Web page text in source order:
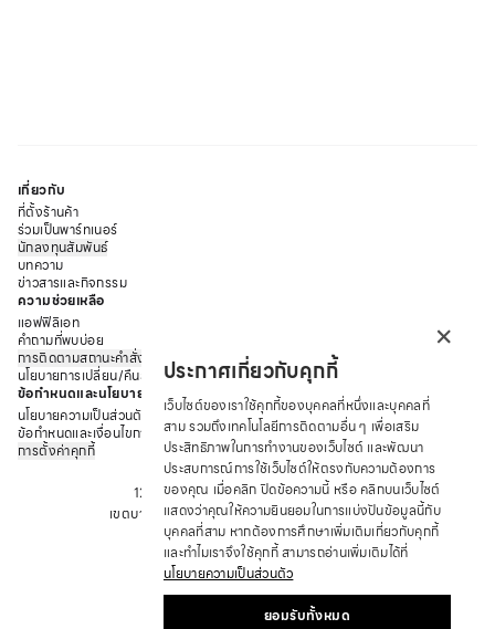
สบาย มีให้เลือกหลากหลายดีไซน์ ทั้งแบบเอวสูง เอวต่ำ และแบบ
ที่มาพร้อมสายรัด มีฟังก์ชั่นที่ตอบโจทย์ กางเกงสเตย์บางรุ่นมี
คุณสมบัติพิเศษ เช่น ช่วยยกกระชับก้น หรือช่วยลดเซลลูไลท์
ชุดกระชับสัดส่วน ช่วยปรับรูปร่างให้ดูดีขึ้นในพริบตา
ชุดกระชับสัดส่วน คือ ชุดที่ออกแบบมาเพื่อช่วยปรับรูปร่างให้ดูดีขึ้น
ส่วนใหญ่ทำมาจากวัสดุที่ยืดหยุ่นและกระชับเมื่อสวมใส่ ช่วยกระชับ
หน้าท้อง เอว สะโพก และต้นขา ทำให้รูปร่างดูเพรียว มีส่วนเว้าส่วน
โค้ง และทำให้มั่นใจมากขึ้น
วิธีการเลือกซื้อกางเกงเก็บพุงและชุดกระชับสัดส่วน
วิธีการเลือกซื้อกางเกงเก็บพุงและชุดกระชับสัดส่วน สามารถเลือก
ได้จากข้อสำคัญต่าง ๆ ดังนี้
•เลือกขนาดที่เหมาะสม :การเลือกขนาดที่เหมาะสมเป็นสิ่งสำคัญ
มาก ควรเลือกขนาดที่พอดีกับรูปร่าง ไม่ควรเลือกขนาดที่เล็กหรือ
ใหญ่เกินไป
เลือกวัสดุที่เหมาะสม :ควรเลือกวัสดุที่ยืดหยุ่น ระบายอากาศได้ดี
และสวมใส่สบาย เพื่อป้องกันการอับชื้นและผิวระคายเคือง
เลือกดีไซน์ที่เหมาะสม :ควรเลือกดีไซน์ที่ตรงกับความต้องการ
ของคุณ เช่น ถ้าต้องการเน้นกระชับหน้าท้อง ก็ควรเลือกกางเกง
เก็บพุงแบบเอวสูง เป็นต้น
เกี่ยวกับ
ที่ตั้งร้านค้า
ร่วมเป็นพาร์ทเนอร์
นักลงทุนสัมพันธ์
บทความ
ข่าวสารและกิจกรรม
ความช่วยเหลือ
แอฟฟิลิเอท
คำถามที่พบบ่อย
การติดตามสถานะคำสั่งซื้อ
นโยบายการเปลี่ยน/คืนสินค้า
ข้อกำหนดและนโยบาย
นโยบายความเป็นส่วนตัว
ข้อกำหนดและเงื่อนไขการให้บริการ
การตั้งค่าคุกกี้
บริษัท ซาบีน่า ฟาร์อีสท์ จำกัด
12 ถนนอรุณอมรินทร์ แขวงอรุณอมรินทร์
เขตบางกอกน้อย จังหวัด กรุงเทพมหานคร 10700
โทร : +66 2 422 9430
อีเมล: CRM@SABINA.CO.TH
×
ประกาศเกี่ยวกับคุกกี้
เว็บไซต์ของเราใช้คุกกี้ของบุคคลที่หนึ่งและบุคคลที่
สาม รวมถึงเทคโนโลยีการติดตามอื่น ๆ เพื่อเสริม
ประสิทธิภาพในการทำงานของเว็บไซต์ และพัฒนา
ประสบการณ์การใช้เว็บไซต์ให้ตรงกับความต้องการ
ของคุณ เมื่อคลิก ปิดข้อความนี้ หรือ คลิกบนเว็บไซต์
แสดงว่าคุณให้ความยินยอมในการแบ่งปันข้อมูลนี้กับ
บุคคลที่สาม หากต้องการศึกษาเพิ่มเติมเกี่ยวกับคุกกี้
และทำไมเราจึงใช้คุกกี้ สามารถอ่านเพิ่มเติมได้ที่
นโยบายความเป็นส่วนตัว
ยอมรับทั้งหมด